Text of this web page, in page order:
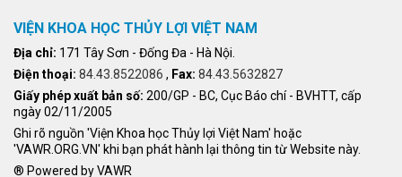
VIỆN KHOA HỌC THỦY LỢI VIỆT NAM
Địa chỉ: 171 Tây Sơn - Đống Đa - Hà Nội.
Điện thoại: 84.43.8522086 , Fax: 84.43.5632827
Giấy phép xuất bản số: 200/GP - BC, Cục Báo chí - BVHTT, cấp
ngày 02/11/2005
Ghi rõ nguồn 'Viện Khoa học Thủy lợi Việt Nam' hoặc
'VAWR.ORG.VN' khi bạn phát hành lại thông tin từ Website này.
® Powered by VAWR